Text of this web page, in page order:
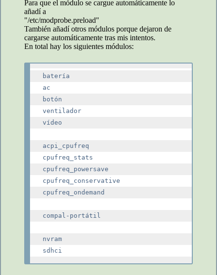
Para que el módulo se cargue automáticamente lo
añadí a
"/etc/modprobe.preload"
También añadí otros módulos porque dejaron de
cargarse automáticamente tras mis intentos.
En total hay los siguientes módulos:
batería
ac
botón
ventilador
vídeo
acpi_cpufreq
cpufreq_stats
cpufreq_powersave
cpufreq_conservative
cpufreq_ondemand
compal-portátil
nvram